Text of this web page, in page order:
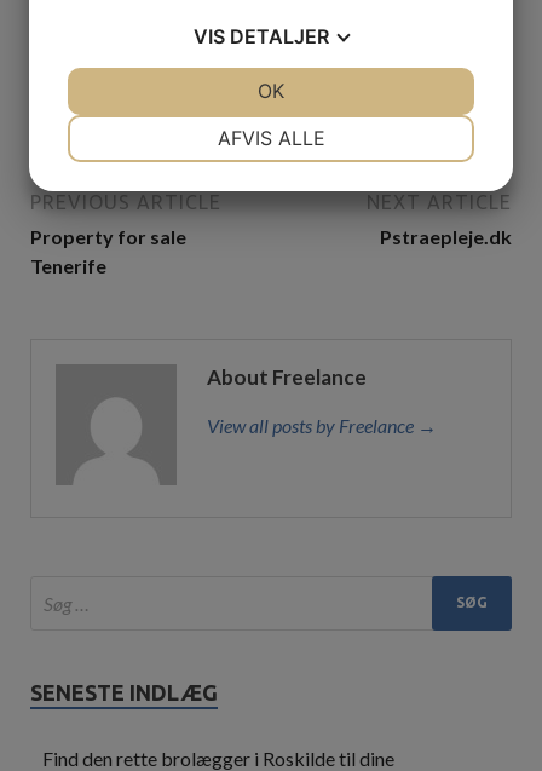
Find den rette murer i Haslev til dit byggeprojekt
13. februar 2026
PREVIOUS ARTICLE
Property for sale
Tenerife
NEXT ARTICLE
Pstraepleje.dk
About Freelance
View all posts by Freelance →
SENESTE INDLÆG
Find den rette brolægger i Roskilde til dine
VIS DETALJER
MARKETING STATISTIK
AFVIS ALLE
OK